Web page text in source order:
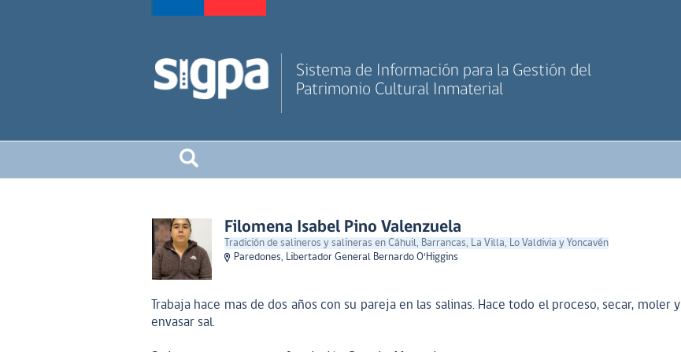
Sistema de Información para la Gestión del
Patrimonio Cultural Inmaterial
Filomena Isabel Pino Valenzuela
Tradición de salineros y salineras en Cáhuil, Barrancas, La Villa, Lo Valdivia y Yoncavén
Paredones, Libertador General Bernardo O'Higgins
Trabaja hace mas de dos años con su pareja en las salinas. Hace todo el proceso, secar, moler y
envasar sal.